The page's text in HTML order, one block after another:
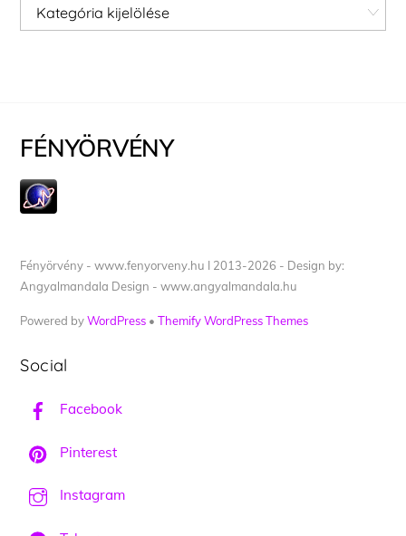
Kategóriák
FÉNYÖRVÉNY
Fényörvény - www.fenyorveny.hu I 2013-2026 - Design by:
Angyalmandala Design - www.angyalmandala.hu
Powered byWordPress •Themify WordPress Themes
Social
Facebook
Pinterest
Instagram